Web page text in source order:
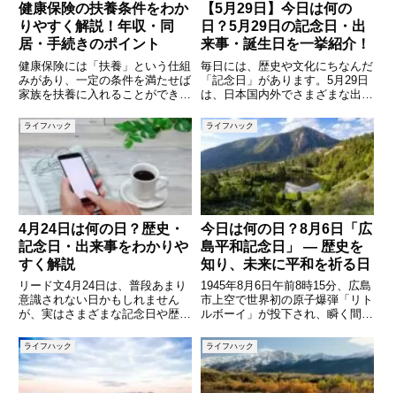
健康保険の扶養条件をわか
りやすく解説！年収・同
居・手続きのポイント
健康保険には「扶養」という仕組
みがあり、一定の条件を満たせば
家族を扶養に入れることができま
ずに医療を受けられるため、家計
にとって大きなメリットになりま
す。しかし、扶養に入るためには
年収や働き方、同居状況などいく
【5月29日】今日は何の
日？5月29日の記念日・出
来事・誕生日を一挙紹介！
毎日には、歴史や文化にちなんだ
「記念日」があります。5月29日
は、日本国内外でさまざまな出来
す。この日がどんな意味を持ち、
どんな人物や出来事と関係がある
のかを知ることで、日々の会話や
SNSのネタにもなります。こ
ライフハック
4月24日は何の日？歴史・
記念日・出来事をわかりや
すく解説
リード文4月24日は、普段あまり
意識されない日かもしれません
が、実はさまざまな記念日や歴史
です。世界的に見ても、日本国内
においても、文化や社会に影響を
与えた出来事がいくつも起こって
います。本記事では、4月24日
ライフハック
今日は何の日？8月6日「広
島平和記念日」 — 歴史を
知り、未来に平和を祈る日
1945年8月6日午前8時15分、広島
市上空で世界初の原子爆弾「リト
ルボーイ」が投下され、瞬く間に
れました。この日を境に、広島は
平和の象徴となり、毎年「広島平
和記念日（原爆忌）」として慰霊
と平和への誓いを捧げて
ライフハック ライフハック